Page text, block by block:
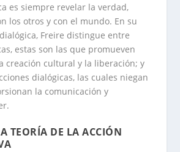
es siempre revelar la verdad,
los otros y con el mundo. En su
Freire distingue entre
estas son las que promueven
creación cultural y la liberación; y
dialógicas, las cuales niegan
la comunicación y
TEORÍA DE LA ACCIÓN